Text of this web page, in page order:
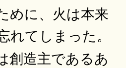
めに、火は本来
れてしまった。
創造主であるあ